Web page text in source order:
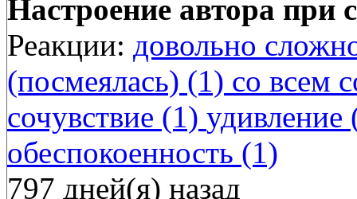
Настроение автора при
Реакции: довольно
(посмеялась) (1) со всем
сочувствие (1)
обеспокоенность (1)
797 дней(я) назад